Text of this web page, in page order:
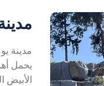
مدينة
يحمل